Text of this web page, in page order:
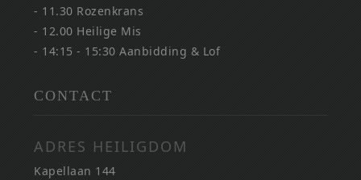
- 11.30 Rozenkrans
- 12.00 Heilige Mis
- 14:15 - 15:30 Aanbidding & Lof
CONTACT
ADRES HEILIGDOM
Kapellaan 144